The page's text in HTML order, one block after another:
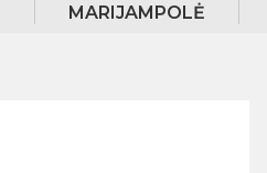
MARIJAMPOLĖ